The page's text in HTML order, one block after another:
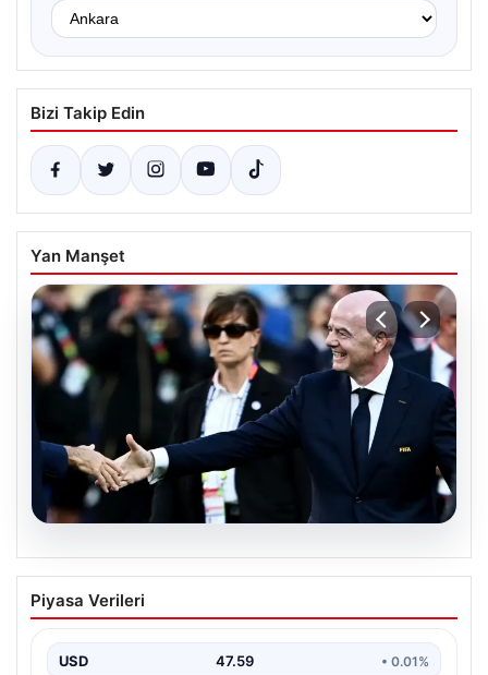
Bizi Takip Edin
Yan Manşet
04.08.2026
Ürdün Futbol Federasyonu
Başkanı’ndan FIFA Başkanı’na Sert
Ürdün Futbol Federasyonu (JFA) Başkanı Ali Bin Al-
Piyasa Verileri
USD 47.59 • 0.01%